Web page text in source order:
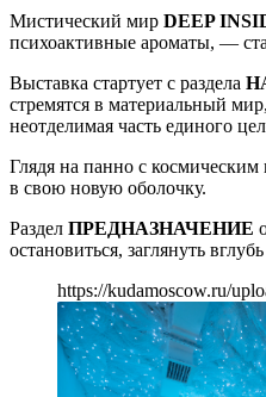
Мистический мир DEEP
психоактивные ароматы, —
Выставка стартует с раздела
стремятся в материальный
неотделимая часть единого
Глядя на панно с
в свою новую оболочку.
Раздел ПРЕДНАЗНАЧЕНИE
остановиться, заглянуть
https://kudamoscow.ru/